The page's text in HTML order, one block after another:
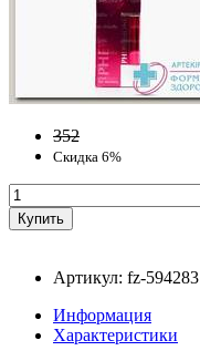
352
Скидка 6%
Артикул: fz-594283
Информация
Характеристики